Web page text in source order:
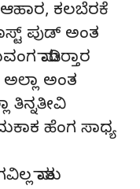
ಆಹಾರ, ಕಲಬೆರಕೆ
ಪುಡ್ ಅಂತ
ಮಾಡಿರ್‍ತಾರ
ಅಂತ
ತಿನ್ನತೀವಿ
ಹೆಂಗ ಸಾಧ್ಯ
ಮಾತು